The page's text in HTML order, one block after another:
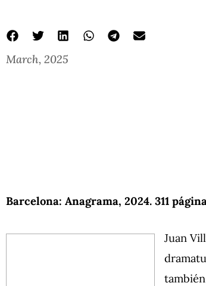
March, 2025
Barcelona: Anagrama, 2024. 311
Juan